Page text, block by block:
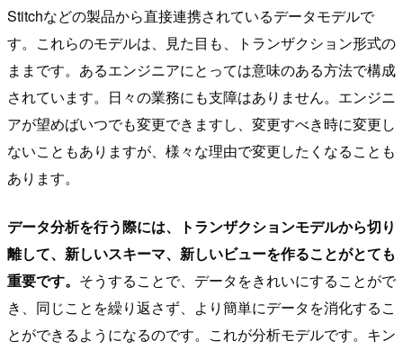
Stitchなどの製品から直接連携されているデータモデルで
す。これらのモデルは、見た目も、トランザクション形式の
ままです。あるエンジニアにとっては意味のある方法で構成
されています。日々の業務にも支障はありません。エンジニ
アが望めばいつでも変更できますし、変更すべき時に変更し
ないこともありますが、様々な理由で変更したくなることも
あります。
データ分析を行う際には、トランザクションモデルから切り
離して、新しいスキーマ、新しいビューを作ることがとても
重要です。 そうすることで、データをきれいにすることがで
き、同じことを繰り返さず、より簡単にデータを消化するこ
とができるようになるのです。これが分析モデルです。キン